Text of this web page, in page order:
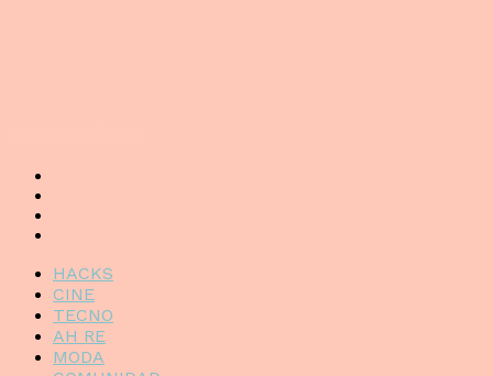
HACKS
CINE
TECNO
AH RE
MODA